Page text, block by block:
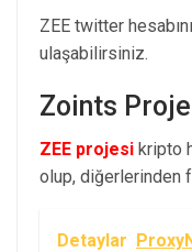
ZEE twitter
ulaşabilirsiniz.
Zoints
ZEE projesi kripto
olup, diğerlerinden
Detaylar